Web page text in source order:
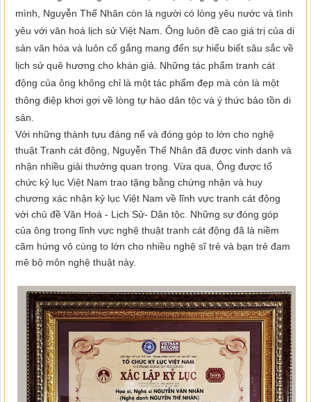
mình, Nguyễn Thế Nhân còn là người có lòng yêu nước và tình
yêu với văn hoá lịch sử Việt Nam. Ông luôn đề cao giá trị của di
sản văn hóa và luôn cố gắng mang đến sự hiểu biết sâu sắc về
lịch sử quê hương cho khán giả. Những tác phẩm tranh cát
động của ông không chỉ là một tác phẩm đẹp mà còn là một
thông điệp khơi gợi về lòng tự hào dân tộc và ý thức bảo tồn di
sản.
Với những thành tựu đáng nể và đóng góp to lớn cho nghệ
thuật Tranh cát động, Nguyễn Thế Nhân đã được vinh danh và
nhận nhiều giải thưởng quan trọng. Vừa qua, Ông được tổ
chức kỷ lục Việt Nam trao tặng bằng chứng nhận và huy
chương xác nhận kỷ lục Việt Nam về lĩnh vực tranh cát động
với chủ đề Văn Hoá - Lịch Sử- Dân tộc. Những sự đóng góp
của ông trong lĩnh vực nghệ thuật tranh cát động đã là niềm
cãm hứng vô cùng to lớn cho nhiều nghệ sĩ trẻ và bạn trẻ đam
mê bộ môn nghệ thuật này.